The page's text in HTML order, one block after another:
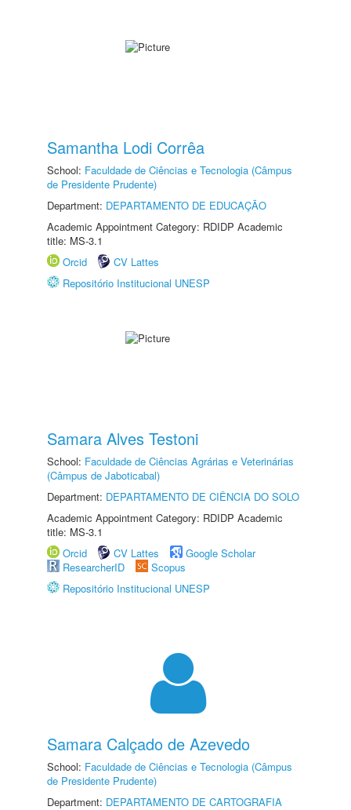
Samantha Lodi Corrêa
School: Faculdade de Ciências e Tecnologia (Câmpus
de Presidente Prudente)
Department: DEPARTAMENTO DE EDUCAÇÃO
Academic Appointment Category: RDIDP Academic
title: MS-3.1
Orcid
CV Lattes
Repositório Institucional UNESP
Samara Alves Testoni
School: Faculdade de Ciências Agrárias e Veterinárias
(Câmpus de Jaboticabal)
Department: DEPARTAMENTO DE CIÊNCIA DO SOLO
Academic Appointment Category: RDIDP Academic
title: MS-3.1
Orcid
CV Lattes
Google Scholar
ResearcherID
Scopus
Repositório Institucional UNESP
Samara Calçado de Azevedo
School: Faculdade de Ciências e Tecnologia (Câmpus
de Presidente Prudente)
Department: DEPARTAMENTO DE CARTOGRAFIA